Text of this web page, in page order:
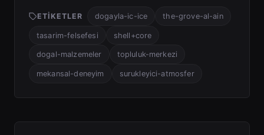
ETIKETLER dogayla-ic-ice the-grove-al-ain
tasarim-felsefesi shell+core
dogal-malzemeler topluluk-merkezi
mekansal-deneyim surukleyici-atmosfer